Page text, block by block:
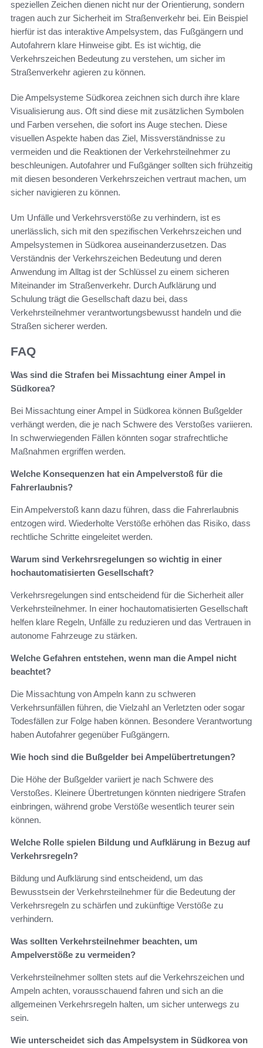
speziellen Zeichen dienen nicht nur der Orientierung, sondern
tragen auch zur Sicherheit im Straßenverkehr bei. Ein Beispiel
hierfür ist das interaktive Ampelsystem, das Fußgängern und
Autofahrern klare Hinweise gibt. Es ist wichtig, die
Verkehrszeichen Bedeutung zu verstehen, um sicher im
Straßenverkehr agieren zu können.
Die Ampelsysteme Südkorea zeichnen sich durch ihre klare
Visualisierung aus. Oft sind diese mit zusätzlichen Symbolen
und Farben versehen, die sofort ins Auge stechen. Diese
visuellen Aspekte haben das Ziel, Missverständnisse zu
vermeiden und die Reaktionen der Verkehrsteilnehmer zu
beschleunigen. Autofahrer und Fußgänger sollten sich frühzeitig
mit diesen besonderen Verkehrszeichen vertraut machen, um
sicher navigieren zu können.
Um Unfälle und Verkehrsverstöße zu verhindern, ist es
unerlässlich, sich mit den spezifischen Verkehrszeichen und
Ampelsystemen in Südkorea auseinanderzusetzen. Das
Verständnis der Verkehrszeichen Bedeutung und deren
Anwendung im Alltag ist der Schlüssel zu einem sicheren
Miteinander im Straßenverkehr. Durch Aufklärung und
Schulung trägt die Gesellschaft dazu bei, dass
Verkehrsteilnehmer verantwortungsbewusst handeln und die
Straßen sicherer werden.
FAQ
Was sind die Strafen bei Missachtung einer Ampel in
Südkorea?
Bei Missachtung einer Ampel in Südkorea können Bußgelder
verhängt werden, die je nach Schwere des Verstoßes variieren.
In schwerwiegenden Fällen könnten sogar strafrechtliche
Maßnahmen ergriffen werden.
Welche Konsequenzen hat ein Ampelverstoß für die
Fahrerlaubnis?
Ein Ampelverstoß kann dazu führen, dass die Fahrerlaubnis
entzogen wird. Wiederholte Verstöße erhöhen das Risiko, dass
rechtliche Schritte eingeleitet werden.
Warum sind Verkehrsregelungen so wichtig in einer
hochautomatisierten Gesellschaft?
Verkehrsregelungen sind entscheidend für die Sicherheit aller
Verkehrsteilnehmer. In einer hochautomatisierten Gesellschaft
helfen klare Regeln, Unfälle zu reduzieren und das Vertrauen in
autonome Fahrzeuge zu stärken.
Welche Gefahren entstehen, wenn man die Ampel nicht
beachtet?
Die Missachtung von Ampeln kann zu schweren
Verkehrsunfällen führen, die Vielzahl an Verletzten oder sogar
Todesfällen zur Folge haben können. Besondere Verantwortung
haben Autofahrer gegenüber Fußgängern.
Wie hoch sind die Bußgelder bei Ampelübertretungen?
Die Höhe der Bußgelder variiert je nach Schwere des
Verstoßes. Kleinere Übertretungen könnten niedrigere Strafen
einbringen, während grobe Verstöße wesentlich teurer sein
können.
Welche Rolle spielen Bildung und Aufklärung in Bezug auf
Verkehrsregeln?
Bildung und Aufklärung sind entscheidend, um das
Bewusstsein der Verkehrsteilnehmer für die Bedeutung der
Verkehrsregeln zu schärfen und zukünftige Verstöße zu
verhindern.
Was sollten Verkehrsteilnehmer beachten, um
Ampelverstöße zu vermeiden?
Verkehrsteilnehmer sollten stets auf die Verkehrszeichen und
Ampeln achten, vorausschauend fahren und sich an die
allgemeinen Verkehrsregeln halten, um sicher unterwegs zu
sein.
Wie unterscheidet sich das Ampelsystem in Südkorea von